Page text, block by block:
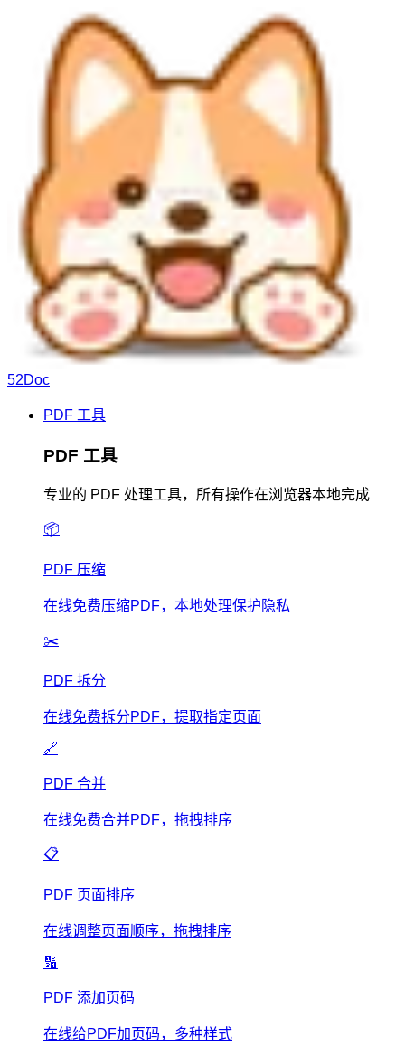
52Doc
PDF 工具
PDF 工具
专业的 PDF 处理工具，所有操作在浏览器本地完成
📦
PDF 压缩
在线免费压缩PDF，本地处理保护隐私
✂️
PDF 拆分
在线免费拆分PDF，提取指定页面
🔗
PDF 合并
在线免费合并PDF，拖拽排序
📋
PDF 页面排序
在线调整页面顺序，拖拽排序
🔢
PDF 添加页码
在线给PDF加页码，多种样式